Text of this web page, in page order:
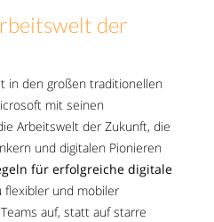
der
in den großen traditionellen
mit seinen
Arbeitswelt der Zukunft, die
und digitalen Pionieren
für erfolgreiche digitale
flexibler und mobiler
auf, statt auf starre